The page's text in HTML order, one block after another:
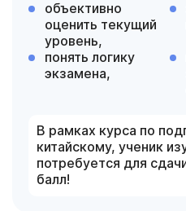
объективно
оценить текущий
уровень,
понять логику
экзамена,
В рамках курса по
китайскому, ученик
потребуется для
балл!